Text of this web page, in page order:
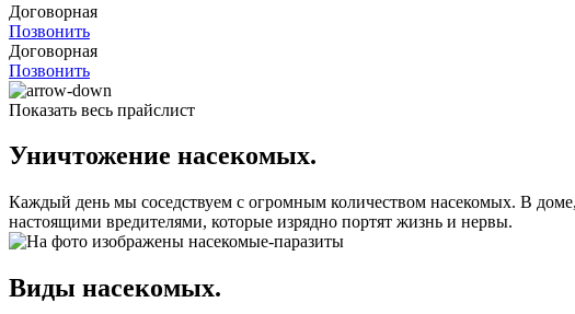
Договорная
Позвонить
Договорная
Позвонить
Показать весь прайслист
Уничтожение насекомых.
Каждый день мы соседствуем с огромным количеством насекомых. В
настоящими вредителями, которые изрядно портят жизнь и нервы.
Виды насекомых.